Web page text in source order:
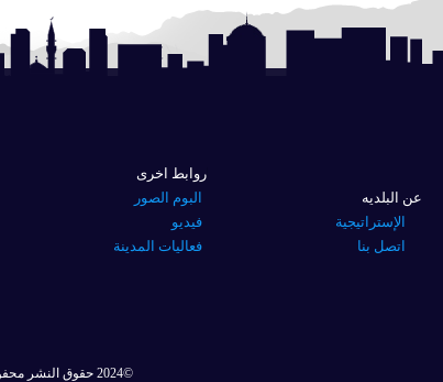
عن البلديه
الإستراتيجية
اتصل بنا
روابط اخرى
البوم الصور
فيديو
فعاليات المدينة
©2024 حقوق النشر محفوظة لــ بلدية نابلس